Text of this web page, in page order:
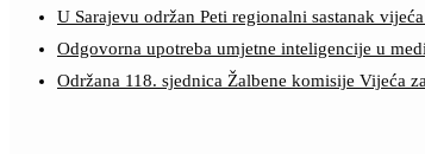
U Sarajevu održan Peti regionalni sastanak
Odgovorna upotreba umjetne inteligencije u
Održana 118. sjednica Žalbene komisije Vijeća